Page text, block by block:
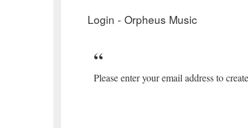
Login - Orpheus Music
Please enter your email address to